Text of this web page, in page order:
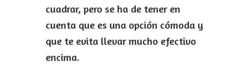
cuadrar, pero se ha de tener en
cuenta que es una opción cómoda y
que te evita llevar mucho efectivo
encima.